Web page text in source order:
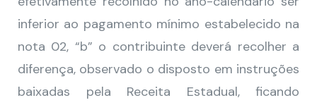
inferior ao pagamento mínimo estabelecido na
nota 02, “b” o contribuinte deverá recolher a
diferença, observado o disposto em instruções
baixadas pela Receita Estadual, ficando